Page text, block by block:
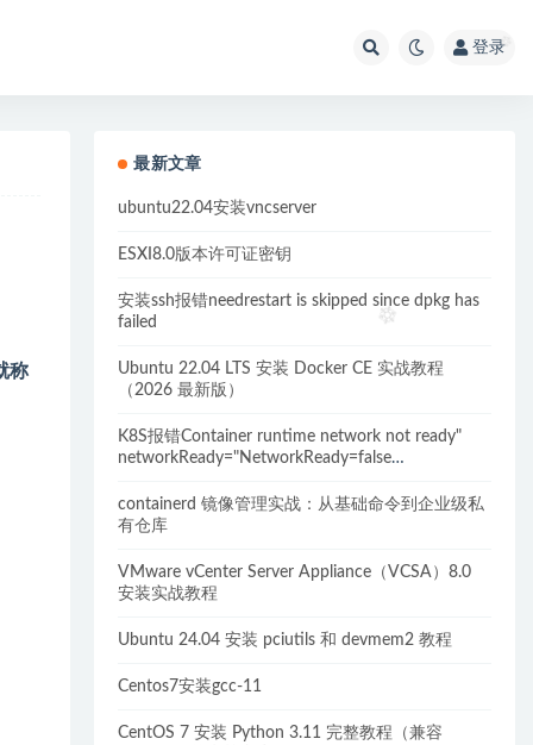
登录
称
最新文章
ubuntu22.04安装vncserver
ESXI8.0版本许可证密钥
安装ssh报错needrestart is skipped since dpkg has
failed
Ubuntu 22.04 LTS 安装 Docker CE 实战教程
（2026 最新版）
K8S报错Container runtime network not ready"
networkReady="NetworkReady=false
containerd 镜像管理实战：从基础命令到企业级私
有仓库
VMware vCenter Server Appliance（VCSA）8.0
安装实战教程
Ubuntu 24.04 安装 pciutils 和 devmem2 教程
Centos7安装gcc-11
CentOS 7 安装 Python 3.11 完整教程（兼容